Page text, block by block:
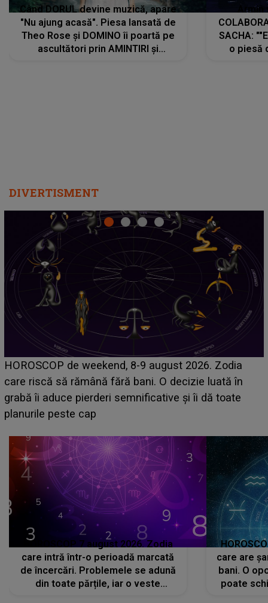
Când DORUL devine muzică, apare
"Nu ajung acasă". Piesa lansată de
Theo Rose și DOMINO îi poartă pe
ascultători prin AMINTIRI și
SACHA:
o piesă
DIVERTISMENT
Emanuel a ținut ACEST DETALIU ASCUNS până
acum! În fața Alexandrei, concurentul din Casa Iubirii
face o MĂRTURISIRE NEAȘTEPTATĂ despre mama
sa: "I-am spus și ei în față, eu nu te iubesc pentru
HOROSCOP 7 august 2026. Zodia
care intră într-o perioadă marcată
de încercări. Problemele se adună
din toate părțile, iar o veste
care are
bani. O
poate